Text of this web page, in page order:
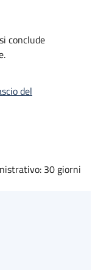
conclude
del
30 giorni